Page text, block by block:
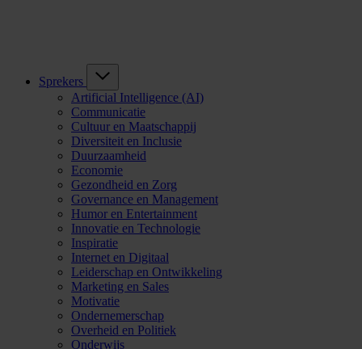
Sprekers
Artificial Intelligence (AI)
Communicatie
Cultuur en Maatschappij
Diversiteit en Inclusie
Duurzaamheid
Economie
Gezondheid en Zorg
Governance en Management
Humor en Entertainment
Innovatie en Technologie
Inspiratie
Internet en Digitaal
Leiderschap en Ontwikkeling
Marketing en Sales
Motivatie
Ondernemerschap
Overheid en Politiek
Onderwijs